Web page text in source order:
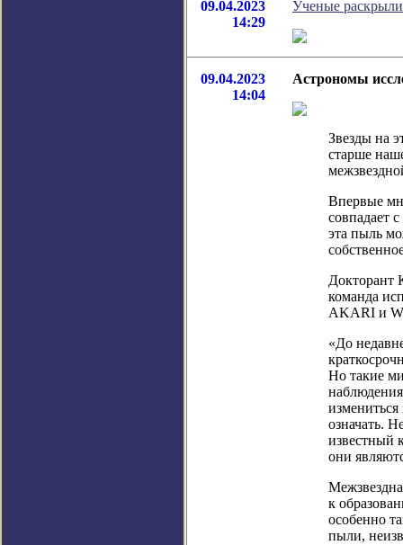
09.04.2023
14:29
Ученые
09.04.2023
14:04
Астрономы
Звезды на
старше
Впервые
совпадает
эта пыль
Докторант
команда
AKARI и
«До
Но такие
означать.
известный
они
к
особенно
пыли,